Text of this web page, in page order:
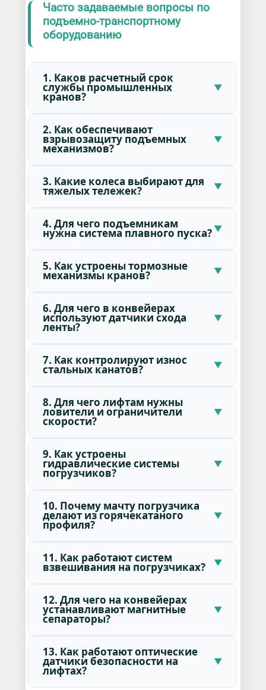
Часто задаваемые вопросы по
подъемно-транспортному
оборудованию
1. Каков расчетный срок
службы промышленных
кранов?
2. Как обеспечивают
взрывозащиту подъемных
механизмов?
3. Какие колеса выбирают для
тяжелых тележек?
4. Для чего подъемникам
нужна система плавного пуска?
5. Как устроены тормозные
механизмы кранов?
6. Для чего в конвейерах
используют датчики схода
ленты?
7. Как контролируют износ
стальных канатов?
8. Для чего лифтам нужны
ловители и ограничители
скорости?
9. Как устроены
гидравлические системы
погрузчиков?
10. Почему мачту погрузчика
делают из горячекатаного
профиля?
11. Как работают систем
взвешивания на погрузчиках?
12. Для чего на конвейерах
устанавливают магнитные
сепараторы?
13. Как работают оптические
датчики безопасности на
лифтах?